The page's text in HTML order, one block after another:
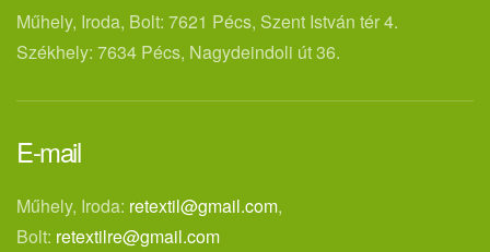
Műhely, Iroda, Bolt: 7621 Pécs, Szent István tér 4.
Székhely: 7634 Pécs, Nagydeindoli út 36.
E-mail
Műhely, Iroda: retextil@gmail.com,
Bolt: retextilre@gmail.com